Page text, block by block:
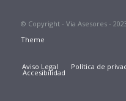
© Copyright - Via Asesores -
Theme
Aviso Legal Política de
Accesibilidad